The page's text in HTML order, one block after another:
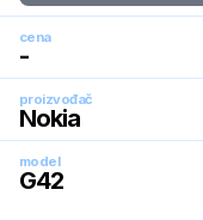
cena
-
proizvođač
Nokia
model
G42